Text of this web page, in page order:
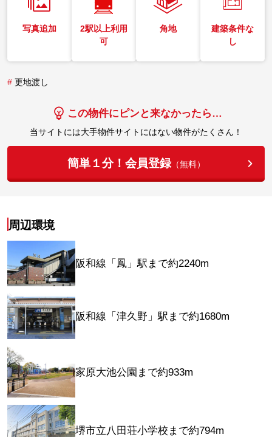
写真追加
2駅以上利用
可
角地
建築条件な
し
# 更地渡し
この物件にピンと来なかったら…
当サイトには大手物件サイトにはない物件がたくさん！
簡単１分！会員登録（無料）
周辺環境
阪和線「鳳」駅まで約2240m
阪和線「津久野」駅まで約1680m
家原大池公園まで約933m
堺市立八田荘小学校まで約794m